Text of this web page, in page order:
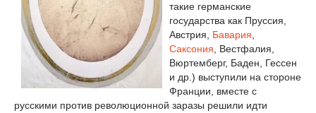
такие германские
государства как Пруссия,
Австрия, Бавария,
Саксония, Вестфалия,
Вюртемберг, Баден, Гессен
и др.) выступили на стороне
Франции, вместе с
русскими против революционной заразы решили идти